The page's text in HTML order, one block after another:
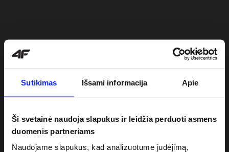
Sutikimas Išsami informacija Apie
Ši svetainė naudoja slapukus ir leidžia perduoti asmens
duomenis partneriams
Naudojame slapukus, kad analizuotume judėjimą,